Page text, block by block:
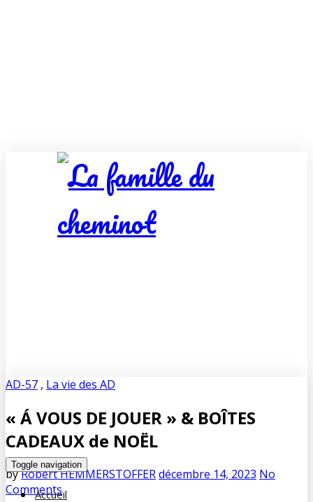
Toggle navigation
Accueil
AD-57 , La vie des AD
« Á VOUS DE JOUER » & BOÎTES
CADEAUX de NOËL
byRobert HEMMERSTOFFERdécembre 14, 2023 No
Comments